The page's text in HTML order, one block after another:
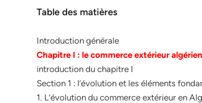
Table des matières
Introduction générale
Chapitre I : le commerce extérieur algérien
introduction du chapitre I
Section 1 : l’évolution et les éléments
1. L’évolution du commerce extérieur en